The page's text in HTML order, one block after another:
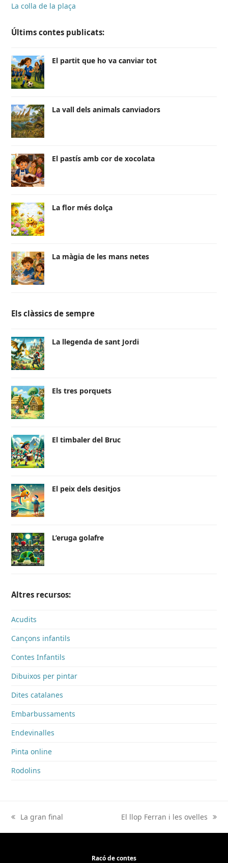
La colla de la plaça
Últims contes publicats:
El partit que ho va canviar tot
La vall dels animals canviadors
El pastís amb cor de xocolata
La flor més dolça
La màgia de les mans netes
Els clàssics de sempre
La llegenda de sant Jordi
Els tres porquets
El timbaler del Bruc
El peix dels desitjos
L’eruga golafre
Altres recursos:
Acudits
Cançons infantils
Contes Infantils
Dibuixos per pintar
Dites catalanes
Embarbussaments
Endevinalles
Pinta online
Rodolins
previous
post:
La gran final
next
post:
El llop Ferran i les ovelles
Racó de contes